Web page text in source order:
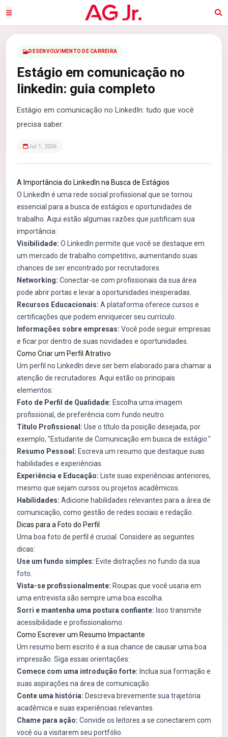
DESENVOLVIMENTO DE CARREIRA
Estágio em comunicação no
linkedin: guia completo
Estágio em comunicação no LinkedIn: tudo que você
precisa saber.
Jul 1, 2026
A Importância do LinkedIn na Busca de Estágios
O LinkedIn é uma rede social profissional que se tornou
essencial para a busca de estágios e oportunidades de
trabalho. Aqui estão algumas razões que justificam sua
importância:
Visibilidade: O LinkedIn permite que você se destaque em
um mercado de trabalho competitivo, aumentando suas
chances de ser encontrado por recrutadores.
Networking: Conectar-se com profissionais da sua área
pode abrir portas e levar a oportunidades inesperadas.
Recursos Educacionais: A plataforma oferece cursos e
certificações que podem enriquecer seu currículo.
Informações sobre empresas: Você pode seguir empresas
e ficar por dentro de suas novidades e oportunidades.
Como Criar um Perfil Atrativo
Um perfil no LinkedIn deve ser bem elaborado para chamar a
atenção de recrutadores. Aqui estão os principais
elementos:
Foto de Perfil de Qualidade: Escolha uma imagem
profissional, de preferência com fundo neutro.
Título Profissional: Use o título da posição desejada, por
exemplo, "Estudante de Comunicação em busca de estágio."
Resumo Pessoal: Escreva um resumo que destaque suas
habilidades e experiências.
Experiência e Educação: Liste suas experiências anteriores,
mesmo que sejam cursos ou projetos acadêmicos.
Habilidades: Adicione habilidades relevantes para a área de
comunicação, como gestão de redes sociais e redação.
Dicas para a Foto do Perfil
Uma boa foto de perfil é crucial. Considere as seguintes
dicas:
Use um fundo simples: Evite distrações no fundo da sua
foto.
Vista-se profissionalmente: Roupas que você usaria em
uma entrevista são sempre uma boa escolha.
Sorri e mantenha uma postura confiante: Isso transmite
acessibilidade e profissionalismo.
Como Escrever um Resumo Impactante
Um resumo bem escrito é a sua chance de causar uma boa
impressão. Siga essas orientações:
Comece com uma introdução forte: Inclua sua formação e
suas aspirações na área de comunicação.
Conte uma história: Descreva brevemente sua trajetória
acadêmica e suas experiências relevantes.
Chame para ação: Convide os leitores a se conectarem com
você ou a visitarem seu portfólio.